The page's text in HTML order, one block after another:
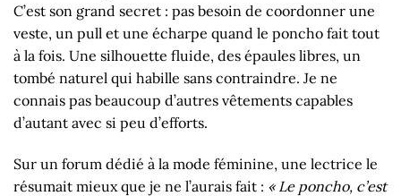
C’est son grand secret : pas besoin de coordonner une
veste, un pull et une écharpe quand le poncho fait tout
à la fois. Une silhouette fluide, des épaules libres, un
tombé naturel qui habille sans contraindre. Je ne
connais pas beaucoup d’autres vêtements capables
d’autant avec si peu d’efforts.
Sur un forum dédié à la mode féminine, une lectrice le
résumait mieux que je ne l’aurais fait : « Le poncho, c’est